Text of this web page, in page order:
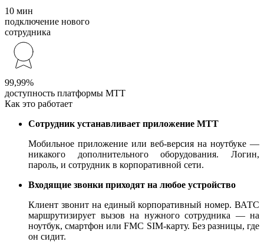
10 мин
подключение нового
сотрудника
99,99%
доступность платформы МТТ
Как это работает
Сотрудник устанавливает приложение МТТ
Мобильное приложение или веб-версия на ноутбуке —
никакого дополнительного оборудования. Логин,
пароль, и сотрудник в корпоративной сети.
Входящие звонки приходят на любое устройство
Клиент звонит на единый корпоративный номер. ВАТС
маршрутизирует вызов на нужного сотрудника — на
ноутбук, смартфон или FMC SIM-карту. Без разницы, где
он сидит.